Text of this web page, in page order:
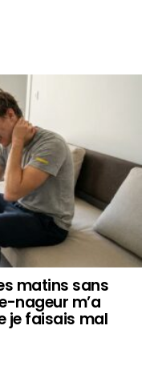
matins sans
nageur m’a
je faisais mal